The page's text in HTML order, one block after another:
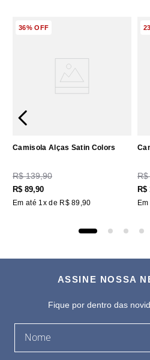
36%OFF
Camisola Alças Satin Colors
R$ 139,90
R$ 89,90
Em até 1x de R$ 89,90
R$
R$
ASSINE NOSSA
Fique por dentro das